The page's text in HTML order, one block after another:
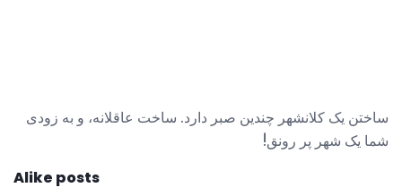
ساختن یک کلانشهر چندین صبر دارد. ساخت عاقلانه، و به زودی
شما یک شهر پر رونق!
Alike posts